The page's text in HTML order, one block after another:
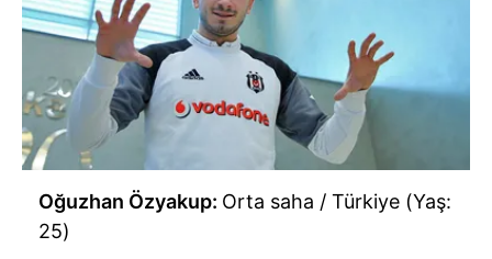
Oğuzhan Özyakup: Orta saha / Türkiye (Yaş:
25)